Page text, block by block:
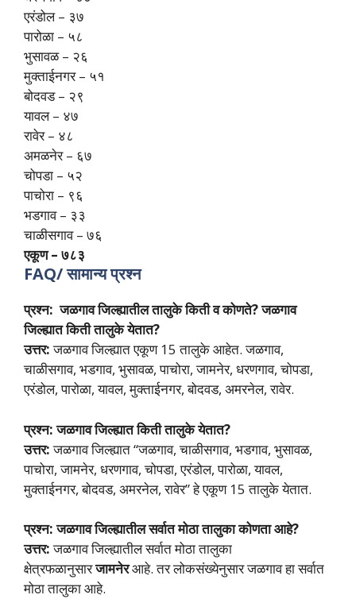
एरंडोल – ३७
पारोळा – ५८
भुसावळ – २६
मुक्ताईनगर – ५१
बोदवड – २९
यावल – ४७
रावेर – ४८
अमळनेर – ६७
चोपडा – ५२
पाचोरा – ९६
भडगाव – ३३
चाळीसगाव – ७६
एकूण – ७८३
FAQ/ सामान्य प्रश्न
प्रश्न: जळगाव जिल्ह्यातील तालुके किती व कोणते? जळगाव
जिल्ह्यात किती तालुके येतात?
उत्तर:जळगाव जिल्ह्यात एकूण 15 तालुके आहेत. जळगाव,
चाळीसगाव, भडगाव, भुसावळ, पाचोरा, जामनेर, धरणगाव, चोपडा,
एरंडोल, पारोळा, यावल, मुक्ताईनगर, बोदवड, अमरनेल, रावेर.
प्रश्न: जळगाव जिल्ह्यात किती तालुके येतात?
उत्तर:जळगाव जिल्ह्यात “जळगाव, चाळीसगाव, भडगाव, भुसावळ,
पाचोरा, जामनेर, धरणगाव, चोपडा, एरंडोल, पारोळा, यावल,
मुक्ताईनगर, बोदवड, अमरनेल, रावेर” हे एकूण 15 तालुके येतात.
प्रश्न: जळगाव जिल्ह्यातील सर्वात मोठा तालुका कोणता आहे?
उत्तर:जळगाव जिल्ह्यातील सर्वात मोठा तालुका
क्षेत्रफळानुसारजामनेरआहे. तर लोकसंख्येनुसार जळगाव हा सर्वात
मोठा तालुका आहे.